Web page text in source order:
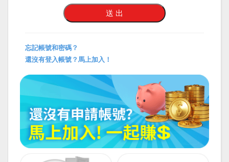
忘記帳號和密碼？
還沒有登入帳號？馬上加入！